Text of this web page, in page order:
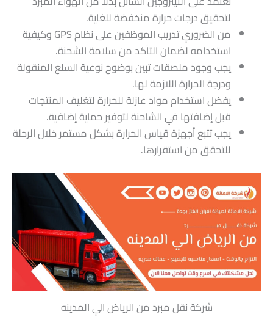
لتحقيق درجات حرارة منخفضة للغاية.
من الضروري تدريب الموظفين على نظام GPS وكيفية
استخدامه لضمان التأكد من سلامة الشحنة.
يجب وجود ملصقات تبين بوضوح نوعية السلع المنقولة
ودرجة الحرارة اللازمة لها.
يفضل استخدام مواد عازلة للحرارة لتغليف المنتجات
قبل إضافتها في الشاحنة لتوفير حماية إضافية.
يجب تتبع أجهزة قياس الحرارة بشكل مستمر خلال الرحلة
للتحقق من استقرارها.
شركة نقل مبرد من الرياض الي المدينه